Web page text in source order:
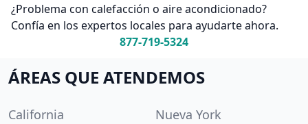
¿Problema con calefacción o aire acondicionado?
Confía en los expertos locales para ayudarte ahora.
877-719-5324
ÁREAS QUE ATENDEMOS
California
Nueva York